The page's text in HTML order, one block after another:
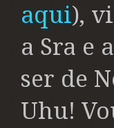
aqui),
a Sra e
ser de
Uhu!